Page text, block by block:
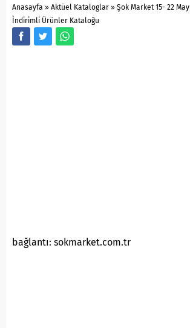
Anasayfa » Aktüel Kataloglar » Şok Market 15- 22
İndirimli Ürünler Kataloğu
bağlantı: sokmarket.com.tr